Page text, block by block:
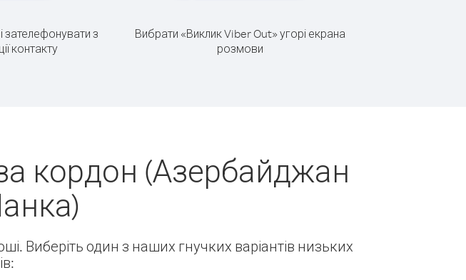
зателефонувати з
контакту
Вибрати «Виклик Viber Out» угорі екрана
розмови
кордон (Азербайджан
Виберіть один з наших гнучких варіантів низьких